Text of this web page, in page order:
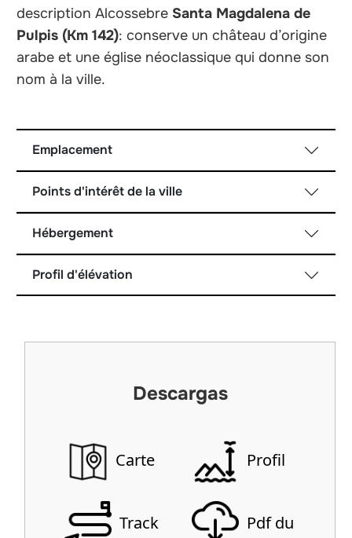
description Alcossebre Santa Magdalena de
Pulpis (Km 142): conserve un château d’origine
arabe et une église néoclassique qui donne son
nom à la ville.
Emplacement
Points d'intérêt de la ville
Hébergement
Profil d'élévation
Descargas
Carte Profil
Track
Pdf du